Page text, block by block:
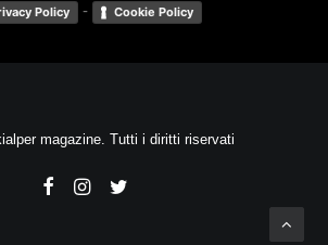
Policy - Cookie Policy
magazine. Tutti i diritti riservati